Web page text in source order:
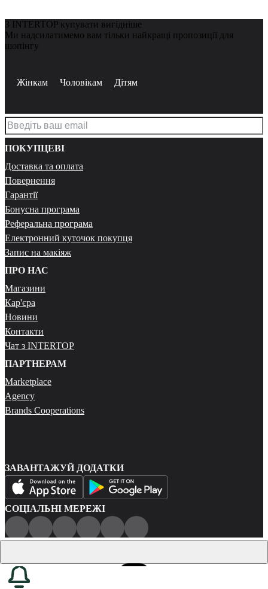
З INTERTOP купувати вигідніше
Ми надсилатимемо вам тільки найкращі пропозиції для
шопінгу
Жінкам Чоловікам Дітям
ПОКУПЦЕВІ
Доставка та оплата
Повернення
Гарантії
Бонусна програма
Реферальна програма
Електронний куточок покупця
Запис на макіяж
ПРО НАС
Магазини
Кар'єра
Новини
Контакти
Чат з INTERTOP
ПАРТНЕРАМ
Marketplace
Agency
Brands Cooperations
ЗАВАНТАЖУЙ ДОДАТКИ
СОЦІАЛЬНІ МЕРЕЖІ
Політика конфіденційності
Карта сайту